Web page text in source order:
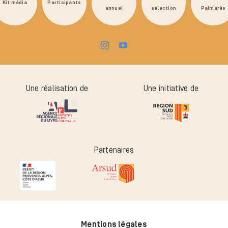
Kit média Participants
annuel
sélection
Palmarès
Une réalisation de Une initiative de
Partenaires
Mentions légales